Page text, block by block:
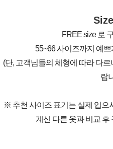
FREE size 로
55~66 사이즈까지 예
(단, 고객님들의 체형에 따라 다
랍
※ 추천 사이즈 표기는 실제 입으
계신 다른 옷과 비교